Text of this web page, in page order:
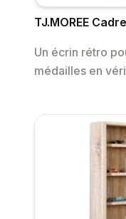
TJ.MOREE
Un écrin rétro
médailles en